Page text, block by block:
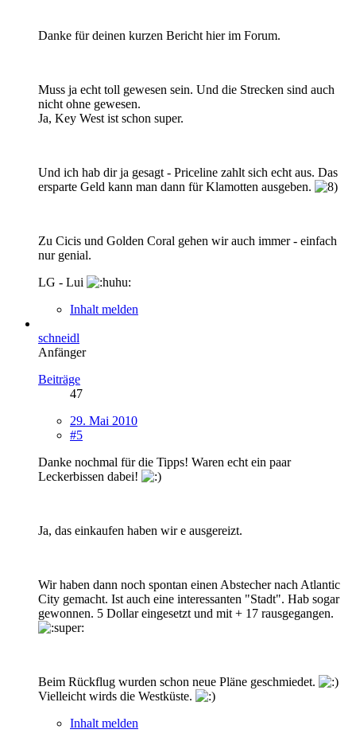
Danke für deinen kurzen Bericht hier im Forum.
Muss ja echt toll gewesen sein. Und die Strecken sind auch
nicht ohne gewesen.
Ja, Key West ist schon super.
Und ich hab dir ja gesagt - Priceline zahlt sich echt aus. Das
ersparte Geld kann man dann für Klamotten ausgeben.
Zu Cicis und Golden Coral gehen wir auch immer - einfach
nur genial.
LG - Lui
Inhalt melden
schneidl
Anfänger
Beiträge
47
29. Mai 2010
#5
Danke nochmal für die Tipps! Waren echt ein paar
Leckerbissen dabei!
Ja, das einkaufen haben wir e ausgereizt.
Wir haben dann noch spontan einen Abstecher nach Atlantic
City gemacht. Ist auch eine interessanten "Stadt". Hab sogar
gewonnen. 5 Dollar eingesetzt und mit + 17 rausgegangen.
Beim Rückflug wurden schon neue Pläne geschmiedet.
Vielleicht wirds die Westküste.
Inhalt melden